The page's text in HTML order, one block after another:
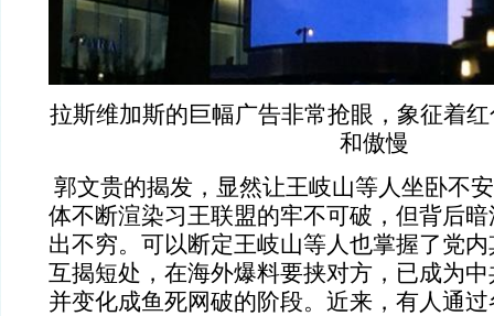
拉斯维加斯的巨幅广告非常抢眼，象征着
和傲慢
郭文贵的揭发，显然让王岐山等人坐卧不
体不断渲染习王联盟的牢不可破，但背后
出不穷。可以断定王岐山等人也掌握了党内
互揭短处，在海外爆料要挟对方，已成为
并变化成鱼死网破的阶段。近来，有人通